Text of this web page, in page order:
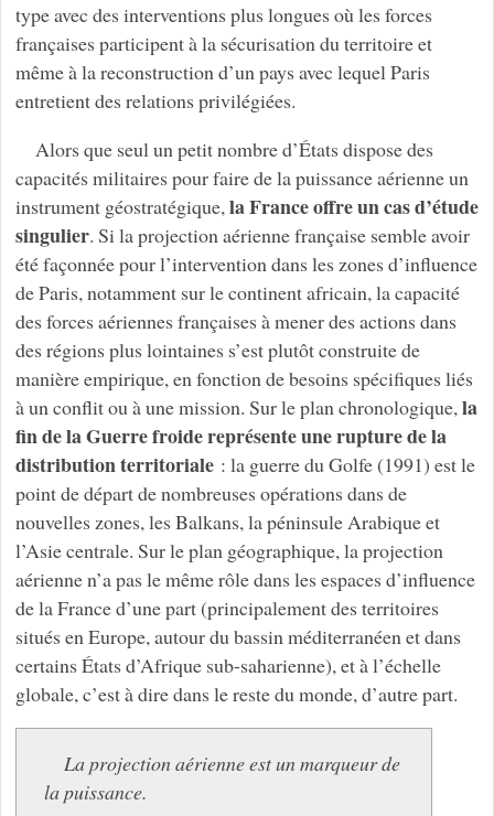
type avec des interventions plus longues où les forces
françaises participent à la sécurisation du territoire et
même à la reconstruction d’un pays avec lequel Paris
entretient des relations privilégiées.
Alors que seul un petit nombre d’États dispose des
capacités militaires pour faire de la puissance aérienne un
instrument géostratégique,la France offre un cas d’étude
singulier. Si la projection aérienne française semble avoir
été façonnée pour l’intervention dans les zones d’influence
de Paris, notamment sur le continent africain, la capacité
des forces aériennes françaises à mener des actions dans
des régions plus lointaines s’est plutôt construite de
manière empirique, en fonction de besoins spécifiques liés
à un conflit ou à une mission. Sur le plan chronologique,la
fin de la Guerre froide représente une rupture de la
distribution territoriale: la guerre du Golfe (1991) est le
point de départ de nombreuses opérations dans de
nouvelles zones, les Balkans, la péninsule Arabique et
l’Asie centrale. Sur le plan géographique, la projection
aérienne n’a pas le même rôle dans les espaces d’influence
de la France d’une part (principalement des territoires
situés en Europe, autour du bassin méditerranéen et dans
certains États d’Afrique sub-saharienne), et à l’échelle
globale, c’est à dire dans le reste du monde, d’autre part.
La projection aérienne est un marqueur de
la puissance.